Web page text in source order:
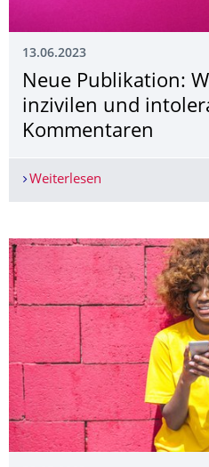
13.06.2023
Neue Publikation:
inzivilen und
Kommentaren
Weiterlesen